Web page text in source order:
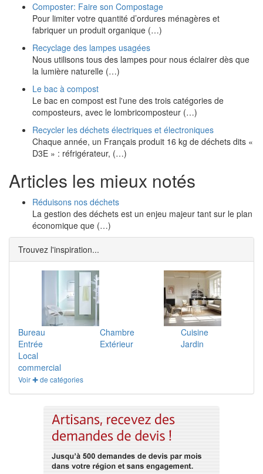
Composter: Faire son Compostage
Pour limiter votre quantité d’ordures ménagères et
fabriquer un produit organique (…)
Recyclage des lampes usagées
Nous utilisons tous des lampes pour nous éclairer dès que
la lumière naturelle (…)
Le bac à compost
Le bac en compost est l'une des trois catégories de
composteurs, avec le lombricomposteur (…)
Recycler les déchets électriques et électroniques
Chaque année, un Français produit 16 kg de déchets dits «
D3E » : réfrigérateur, (…)
Articles les mieux notés
Réduisons nos déchets
La gestion des déchets est un enjeu majeur tant sur le plan
économique que (…)
Trouvez l'inspiration...
Bureau Chambre
Cuisine
Entrée
Extérieur
Jardin
Local
commercial
Voir ✚ de catégories